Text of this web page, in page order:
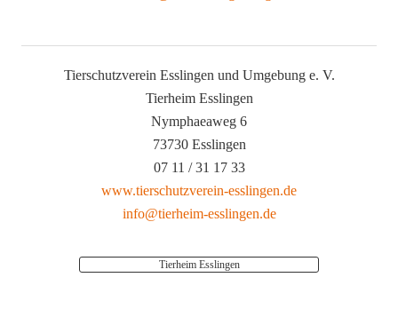
Tierschutzverein Esslingen und Umgebung e. V.
Tierheim Esslingen
Nymphaeaweg 6
73730 Esslingen
07 11 / 31 17 33
www.tierschutzverein-esslingen.de
info@tierheim-esslingen.de
Tierheim Esslingen